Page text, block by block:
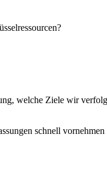
welche Ziele wir
schnell